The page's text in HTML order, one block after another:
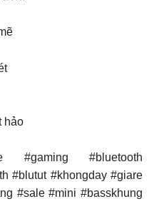
hảo
#gaming #bluetooth
#blutut #khongday #giare
#sale #mini #basskhung